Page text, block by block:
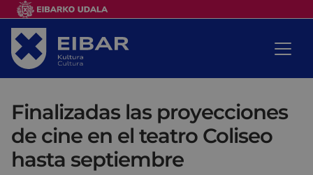
Finalizadas las proyecciones
de cine en el teatro Coliseo
hasta septiembre